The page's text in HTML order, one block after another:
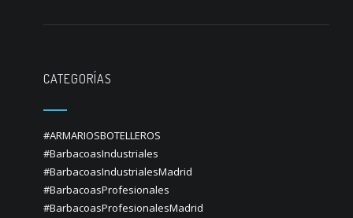
CATEGORÍAS
#ARMARIOSBOTELLEROS
#BarbacoasIndustriales
#BarbacoasIndustrialesMadrid
#BarbacoasProfesionales
#BarbacoasProfesionalesMadrid